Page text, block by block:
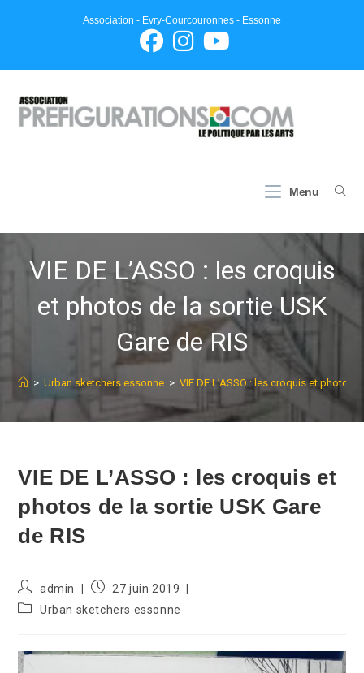
Association - Evry-Courcouronnes - Essonne
Menu
VIE DE L’ASSO : les croquis
et photos de la sortie USK
Gare de RIS
> Urban sketchers essonne > VIE DE L’ASSO : les croquis et photos
VIE DE L’ASSO : les croquis et
photos de la sortie USK Gare
de RIS
Auteur/autrice
de
la
admin
Publication
27 juin 2019
PostUrban sketchers essonne